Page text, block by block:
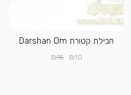
חבילת קטורת Darshan Om
₪10
₪15